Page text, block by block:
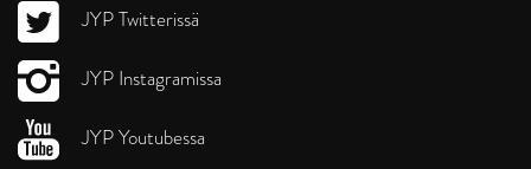
JYP Twitterissä
JYP Instagramissa
JYP Youtubessa